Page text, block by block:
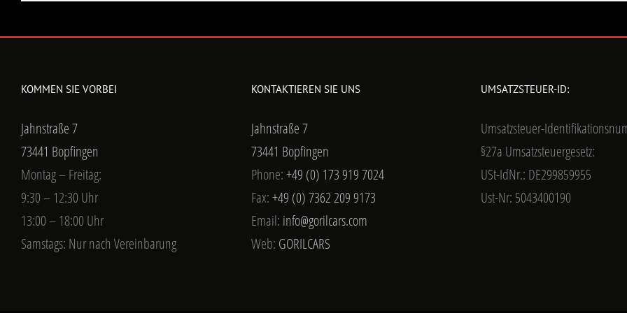
KOMMEN SIE VORBEI
Jahnstraße 7
73441 Bopfingen
Montag – Freitag:
9:30 – 12:30 Uhr
13:00 – 18:00 Uhr
Samstags: Nur nach Vereinbarung
KONTAKTIEREN SIE UNS
Jahnstraße 7
73441 Bopfingen
Phone:+49 (0) 173 919 7024
Fax:+49 (0) 7362 209 9173
Email: info@gorilcars.com
Web: GORILCARS
UMSATZSTEUER-ID:
Umsatzsteuer-
§27a Umsatzsteuergesetz:
USt-IdNr.: DE299859955
Ust-Nr: 5043400190